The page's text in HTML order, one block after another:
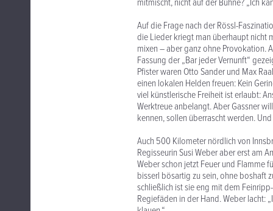
mitmischt, nicht auf der Bühne? „Ich
Auf die Frage nach der Rössl-
die Lieder kriegt man überhaupt nicht
mixen – aber ganz ohne Provokation.
Fassung der „Bar jeder Vernunft“
Pfister waren Otto Sander und Max
einen lokalen Helden freuen: Kein
viel künstlerische Freiheit ist erlaubt:
Werktreue anbelangt. Aber Gassner
kennen, sollen überrascht werden.
Auch 500 Kilometer nördlich von
Regisseurin Susi Weber aber erst am
Weber schon jetzt Feuer und Flamme
bisserl bösartig zu sein, ohne boshaft
schließlich ist sie eng mit dem
Regiefäden in der Hand. Weber lacht: